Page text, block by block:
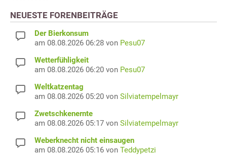
NEUESTE FORENBEITRÄGE
Der Bierkonsum
am 08.08.2026 06:28 von Pesu07
Wetterfühligkeit
am 08.08.2026 06:20 von Pesu07
Weltkatzentag
am 08.08.2026 05:20 von Silviatempelmayr
Zwetschkenernte
am 08.08.2026 05:17 von Silviatempelmayr
Weberknecht nicht einsaugen
am 08.08.2026 05:16 von Teddypetzi